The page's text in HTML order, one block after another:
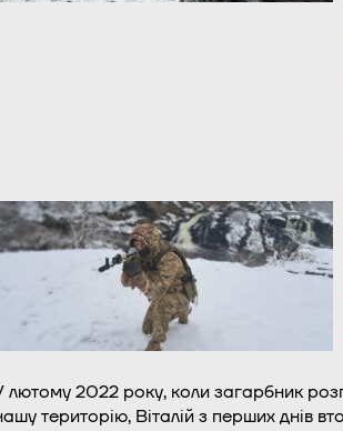
лютому 2022 року, коли загарбник
територію, Віталій з перших днів